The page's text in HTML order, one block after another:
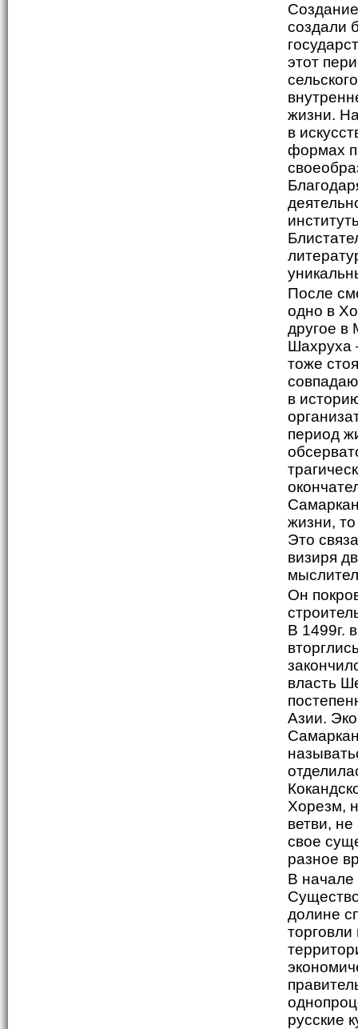
создали
этот
жизни.
в
формах
После
одно в
другое в
Шахруха
тоже
в
период
жизни,
Это
визиря
Он
В 1499г.
власть
Азии.
Хорезм,
ветви,
свое
разное
В начале
долине
русские